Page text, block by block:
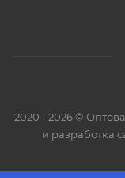
2020 - 2026 ©
и разработка